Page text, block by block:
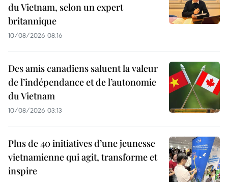
du Vietnam, selon un expert
britannique
10/08/2026 08:16
Des amis canadiens saluent la valeur
de l’indépendance et de l’autonomie
du Vietnam
10/08/2026 03:13
Plus de 40 initiatives d’une jeunesse
vietnamienne qui agit, transforme et
inspire